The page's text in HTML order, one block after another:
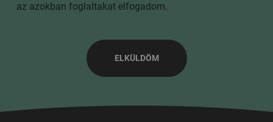
az azokban foglaltakat elfogadom.